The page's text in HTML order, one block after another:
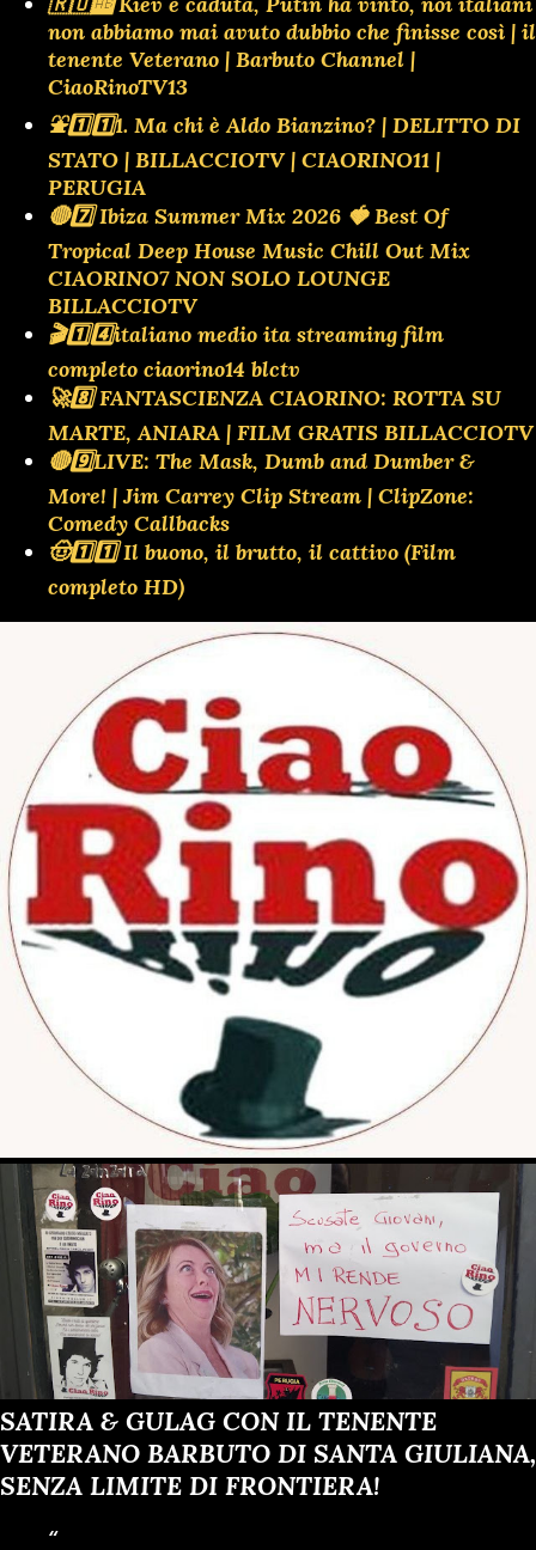
non abbiamo mai avuto dubbio che finisse così | il
tenente Veterano | Barbuto Channel |
CiaoRinoTV13
⛲️1️⃣1️⃣1. Ma chi è Aldo Bianzino? | DELITTO DI
STATO | BILLACCIOTV | CIAORINO11 |
PERUGIA
🔴7️⃣ Ibiza Summer Mix 2026 🍓 Best Of
Tropical Deep House Music Chill Out Mix
CIAORINO7 NON SOLO LOUNGE
BILLACCIOTV
🎬1️⃣4️⃣italiano medio ita streaming film
completo ciaorino14 blctv
🚀8️⃣ FANTASCIENZA CIAORINO: ROTTA SU
MARTE, ANIARA | FILM GRATIS BILLACCIOTV
🔴9️⃣LIVE: The Mask, Dumb and Dumber &
More! | Jim Carrey Clip Stream | ClipZone:
Comedy Callbacks
🤠1️⃣1️⃣ Il buono, il brutto, il cattivo (Film
completo HD)
SATIRA & GULAG CON IL TENENTE
VETERANO BARBUTO DI SANTA GIULIANA,
SENZA LIMITE DI FRONTIERA!